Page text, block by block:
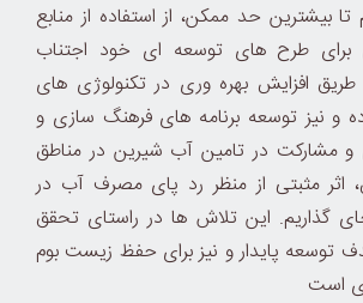
بیشترین حد ممکن، از استفاده از منابع
طرح های توسعه ای خود اجتناب
طریق افزایش بهره وری در تکنولوژی های
و نیز توسعه برنامه های فرهنگ سازی و
و مشارکت در تامین آب شیرین در مناطق
مثبتی از منظر رد پای مصرف آب در
گذاریم. این تلاش ها در راستای تحقق
پایدار و نیز برای حفظ زیست بوم
است